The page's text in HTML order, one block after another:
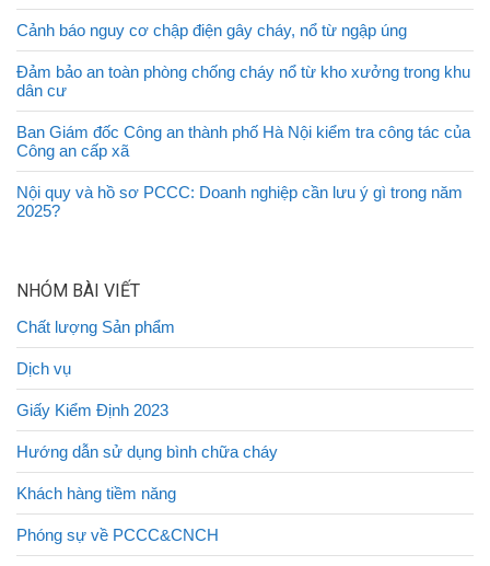
Cảnh báo nguy cơ chập điện gây cháy, nổ từ ngập úng
Đảm bảo an toàn phòng chống cháy nổ từ kho xưởng trong khu
dân cư
Ban Giám đốc Công an thành phố Hà Nội kiểm tra công tác của
Công an cấp xã
Nội quy và hồ sơ PCCC: Doanh nghiệp cần lưu ý gì trong năm
2025?
NHÓM BÀI VIẾT
Chất lượng Sản phẩm
Dịch vụ
Giấy Kiểm Định 2023
Hướng dẫn sử dụng bình chữa cháy
Khách hàng tiềm năng
Phóng sự về PCCC&CNCH